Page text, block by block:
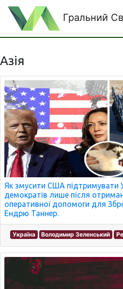
Гральний
Азія
Як змусити США підтримувати
демократів лише після
оперативної допомоги для
Ендрю Таннер.
Україна Володимир Зеленський